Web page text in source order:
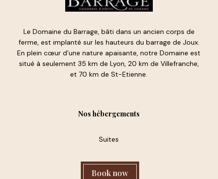
Le Domaine du Barrage, bâti dans un ancien corps de
ferme, est implanté sur les hauteurs du barrage de Joux.
En plein cœur d’une nature apaisante, notre Domaine est
situé à seulement 35 km de Lyon, 20 km de Villefranche,
et 70 km de St-Etienne.
Nos hébergements
Suites
Book now